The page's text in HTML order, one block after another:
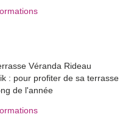
Véranda Rideau
: pour profiter de sa terrasse
de l'année